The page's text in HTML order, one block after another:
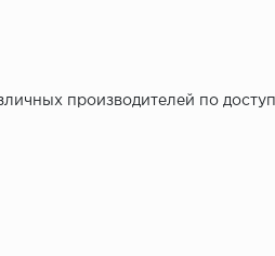
производителей по